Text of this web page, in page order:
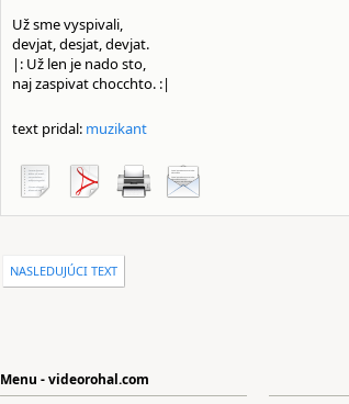
Už sme vyspivali,
devjat, desjat, devjat.
|: Už len je nado sto,
naj zaspivat chocchto. :|
text pridal: muzikant
NASLEDUJÚCI TEXT
Menu - videorohal.com